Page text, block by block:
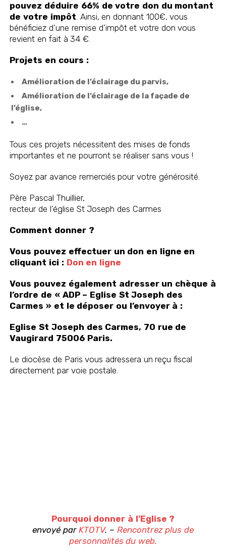
pouvez déduire 66% de votre don du montant
de votre impôt. Ainsi, en donnant 100€, vous
bénéficiez d’une remise d’impôt et votre don vous
revient en fait à 34 €.
Projets en cours :
Amélioration de l’éclairage du parvis,
Amélioration de l’éclairage de la façade de
l’église,
…
Tous ces projets nécessitent des mises de fonds
importantes et ne pourront se réaliser sans vous !
Soyez par avance remerciés pour votre générosité.
Père Pascal Thuillier,
recteur de l’église St Joseph des Carmes
Comment donner ?
Vous pouvez effectuer un don en ligne en
cliquant ici : Don en ligne
Vous pouvez également adresser un chèque à
l’ordre de « ADP – Eglise St Joseph des
Carmes » et le déposer ou l’envoyer à :
Eglise St Joseph des Carmes, 70 rue de
Vaugirard 75006 Paris.
Le diocèse de Paris vous adressera un reçu fiscal
directement par voie postale.
Pourquoi donner à l’Eglise ?
envoyé parKTOTV. – Rencontrez plus de
personnalités du web.